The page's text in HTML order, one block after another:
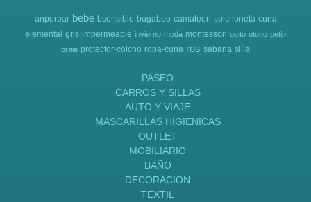
anperbar bebe bsensible bugaboo-camaleon colchoneta cuna
elemental gris impermeable invierno moda montessori osito otono petit-
praia protector-colcho ropa-cuna ros sabana silla
PASEO
CARROS Y SILLAS
AUTO Y VIAJE
MASCARILLAS HIGIENICAS
OUTLET
MOBILIARIO
BAÑO
DECORACION
TEXTIL